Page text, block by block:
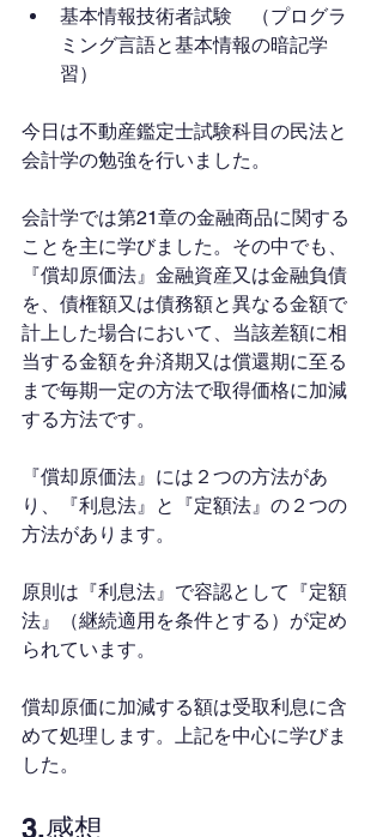
基本情報技術者試験　（プログラ
ミング言語と基本情報の暗記学
習）
今日は不動産鑑定士試験科目の民法と
会計学の勉強を行いました。
会計学では第21章の金融商品に関する
ことを主に学びました。その中でも、
『償却原価法』金融資産又は金融負債
を、債権額又は債務額と異なる金額で
計上した場合において、当該差額に相
当する金額を弁済期又は償還期に至る
まで毎期一定の方法で取得価格に加減
する方法です。
『償却原価法』には２つの方法があ
り、『利息法』と『定額法』の２つの
方法があります。
原則は『利息法』で容認として『定額
法』（継続適用を条件とする）が定め
られています。
償却原価に加減する額は受取利息に含
めて処理します。上記を中心に学びま
した。
3.感想